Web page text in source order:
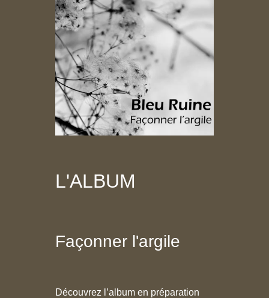
L'ALBUM
Façonner l'argile
Découvrez l’album en préparation